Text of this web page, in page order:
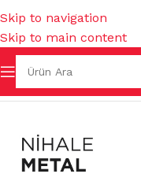
Skip to navigation
Skip to main content